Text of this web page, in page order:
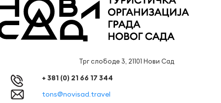
Трг слободе 3, 21101 Нови Сад
+ 381 (0) 21 66 17 344
tons@novisad.travel